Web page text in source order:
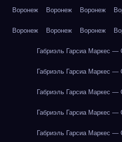
Воронеж Воронеж Воронеж
Воронеж Воронеж Воронеж
Габриэль Гарсиа Маркес —
Габриэль Гарсиа Маркес —
Габриэль Гарсиа Маркес —
Габриэль Гарсиа Маркес —
Габриэль Гарсиа Маркес —